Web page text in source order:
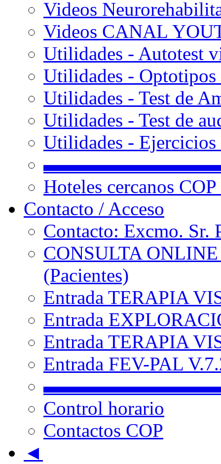
Videos
Videos CANAL
Utilidades - Autotest
Utilidades -
Utilidades - Test de
Utilidades - Test de
Utilidades -
Hoteles cercanos
Contacto / Acceso
Contacto: Excmo. Sr.
CONSULTA
(Pacientes)
Entrada TERAPIA
Entrada
Entrada TERAPIA
Entrada FEV-PAL
Control horario
Contactos COP
◄